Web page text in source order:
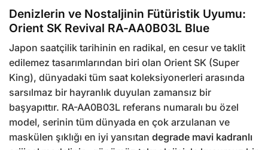
Denizlerin ve Nostaljinin Fütüristik Uyumu:
Orient SK Revival RA-AA0B03L Blue
Japon saatçilik tarihinin en radikal, en cesur ve taklit
edilemez tasarımlarından biri olan Orient SK (Super
King), dünyadaki tüm saat koleksiyonerleri arasında
sarsılmaz bir hayranlık duyulan zamansız bir
başyapıttır. RA-AA0B03L referans numaralı bu özel
model, serinin tüm dünyada en çok arzulanan ve
maskülen şıklığı en iyi yansıtan degrade mavi kadranlı